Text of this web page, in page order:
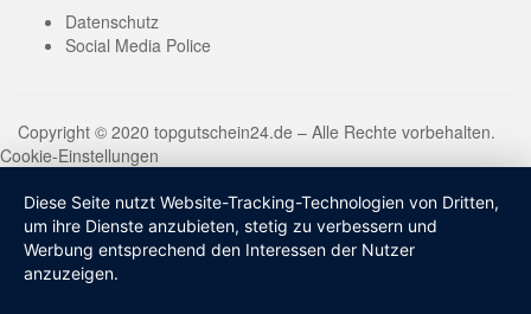
Datenschutz
Social Media Police
Copyright © 2020 topgutschein24.de – Alle Rechte vorbehalten.
Cookie-Einstellungen
Diese Seite nutzt Website-Tracking-Technologien von Dritten,
um ihre Dienste anzubieten, stetig zu verbessern und
Werbung entsprechend den Interessen der Nutzer
anzuzeigen.